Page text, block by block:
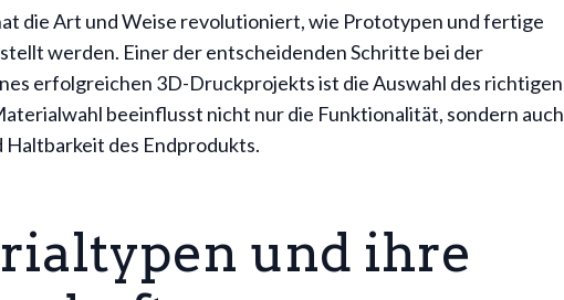
die Art und Weise revolutioniert, wie Prototypen und fertige
werden. Einer der entscheidenden Schritte bei der
erfolgreichen 3D-Druckprojekts ist die Auswahl des richtigen
beeinflusst nicht nur die Funktionalität, sondern auch
Haltbarkeit des Endprodukts.
und ihre